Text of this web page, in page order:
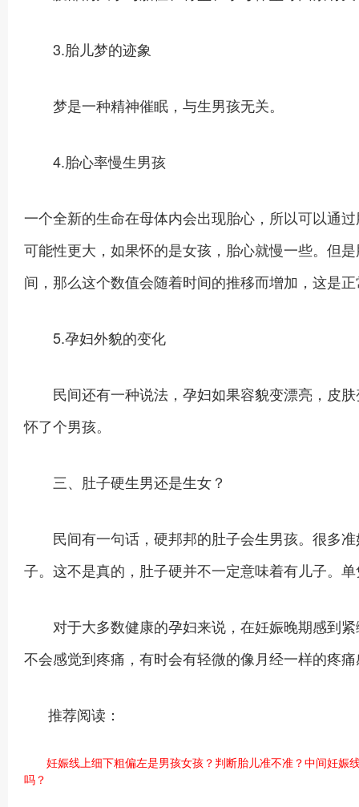
3.胎儿梦的迹象
梦是一种精神催眠，与生男孩无关。
4.胎心率慢生男孩
一个全新的生命在母体内会出现胎心，所以可以通
可能性更大，如果怀的是女孩，胎心就慢一些。但
间，那么这个数值会随着时间的推移而增加，这是
5.孕妇外貌的变化
民间还有一种说法，孕妇如果容貌变漂亮，皮肤
怀了个男孩。
三、肚子硬生男还是生女？
民间有一句话，硬邦邦的肚子会生男孩。很多准
子。这不是真的，肚子硬并不一定意味着有儿子。
对于大多数健康的孕妇来说，在妊娠晚期感到紧
不会感觉到疼痛，有时会有轻微的像月经一样的疼
推荐阅读：
妊娠线上细下粗偏左是男孩女孩？判断胎儿准不准？中间妊娠
吗？